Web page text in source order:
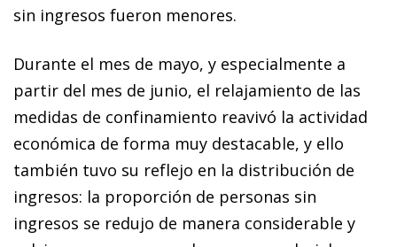
sin ingresos fueron menores.
Durante el mes de mayo, y especialmente a
partir del mes de junio, el relajamiento de las
medidas de confinamiento reavivó la actividad
económica de forma muy destacable, y ello
también tuvo su reflejo en la distribución de
ingresos: la proporción de personas sin
ingresos se redujo de manera considerable y